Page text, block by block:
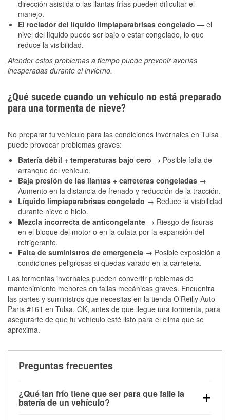
dirección asistida o las llantas frías pueden dificultar el
manejo.
El rociador del líquido limpiaparabrisas congelado — el
nivel del líquido puede ser bajo o estar congelado, lo que
reduce la visibilidad.
Atender estos problemas a tiempo puede prevenir averías
inesperadas durante el invierno.
¿Qué sucede cuando un vehículo no está preparado
para una tormenta de nieve?
No preparar tu vehículo para las condiciones invernales en Tulsa
puede provocar problemas graves:
Batería débil + temperaturas bajo cero → Posible falla de
arranque del vehículo.
Baja presión de las llantas + carreteras congeladas →
Aumento en la distancia de frenado y reducción de la tracción.
Líquido limpiaparabrisas congelado → Reduce la visibilidad
durante nieve o hielo.
Mezcla incorrecta de anticongelante → Riesgo de fisuras
en el bloque del motor o en la culata por la expansión del
refrigerante.
Falta de suministros de emergencia → Posible exposición a
condiciones peligrosas si quedas varado en la carretera.
Las tormentas invernales pueden convertir problemas de
mantenimiento menores en fallas mecánicas graves. Encuentra
las partes y suministros que necesitas en la tienda O’Reilly Auto
Parts #161 en Tulsa, OK, antes de que llegue una tormenta, para
asegurarte de que tu vehículo esté listo para el clima que se
aproxima.
Preguntas frecuentes
¿Qué tan frío tiene que ser para que falle la
batería de un vehículo?